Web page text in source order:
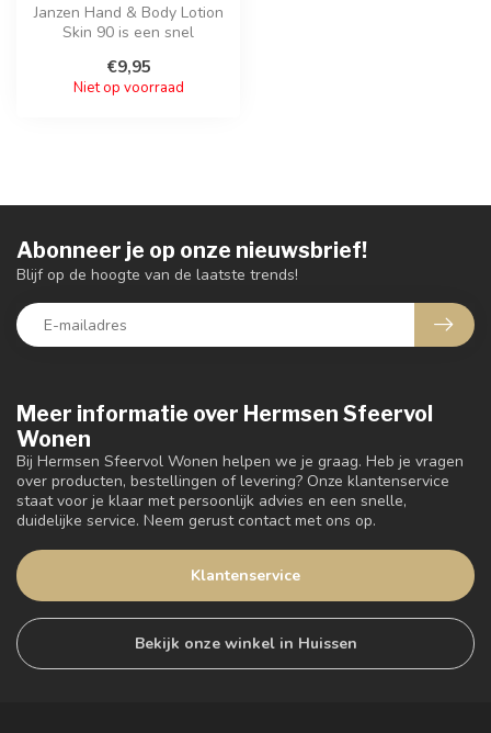
Janzen Hand & Body Lotion
Skin 90 is een snel
huid hyd...
€9,95
Niet op voorraad
Meer informatie over Hermsen Sfeervol
Wonen
Bij Hermsen Sfeervol Wonen helpen we je graag. Heb je vragen
over producten, bestellingen of levering? Onze klantenservice
staat voor je klaar met persoonlijk advies en een snelle,
duidelijke service. Neem gerust contact met ons op.
Klantenservice
Bekijk onze winkel in Huissen
Abonneer je op onze nieuwsbrief!
Blijf op de hoogte van de laatste trends!